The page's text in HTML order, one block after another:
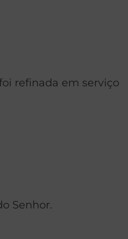
refinada em serviço
Senhor.